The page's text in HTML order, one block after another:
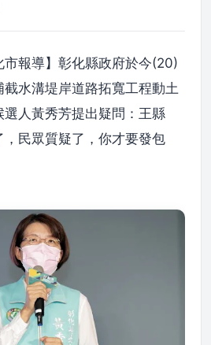
市報導】彰化縣政府於今(20)
截水溝堤岸道路拓寬工程動土
人黃秀芳提出疑問：王縣
民眾質疑了，你才要發包